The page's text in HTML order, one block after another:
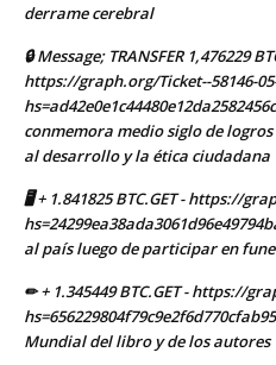
derrame cerebral
🔒 Message; TRANSFER 1,476229
https://graph.org/Ticket--58146-
conmemora medio siglo de
al desarrollo y la ética ciudadana
🖥 + 1.841825 BTC.GET - https://
al país luego de participar en
✏ + 1.345449 BTC.GET - https://
Mundial del libro y de los autores